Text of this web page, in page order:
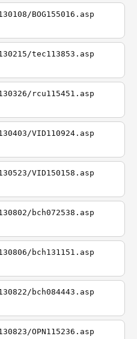
BOG155016.asp
tec113853.asp
rcu115451.asp
VID110924.asp
VID150158.asp
bch072538.asp
bch131151.asp
bch084443.asp
OPN115236.asp